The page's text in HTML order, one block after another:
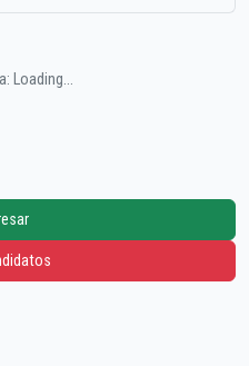
Loading...